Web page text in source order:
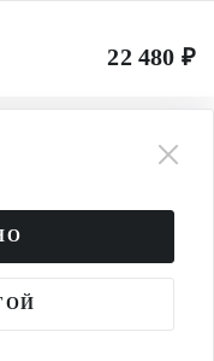
22 480 ₽